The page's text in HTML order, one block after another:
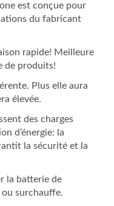
est conçue pour
du fabricant
rapide! Meilleure
de produits!
Plus elle aura
élevée.
des charges
d’énergie: la
la sécurité et la
la batterie de
surchauffe.